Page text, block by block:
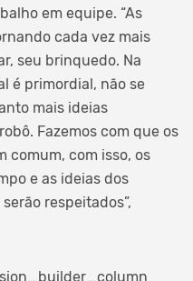
em equipe. “As
cada vez mais
seu brinquedo. Na
é primordial, não se
mais ideias
Fazemos com que os
comum, com isso, os
e as ideias dos
respeitados”,